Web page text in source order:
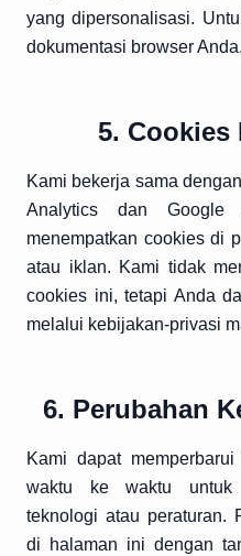
yang dipersonalisasi.
dokumentasi browser Anda.
5. Cookies
Kami bekerja sama
Analytics dan Google
menempatkan cookies di
atau iklan. Kami tidak
cookies ini, tetapi Anda
melalui kebijakan-privasi
6. Perubahan
Kami dapat
waktu ke waktu untuk
teknologi atau peraturan.
di halaman ini dengan